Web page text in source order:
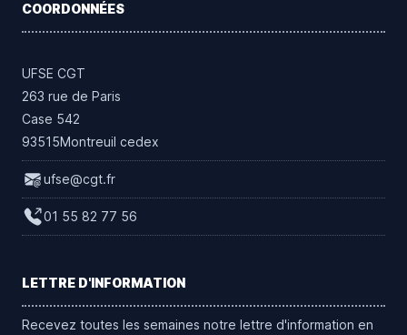
COORDONNÉES
UFSE CGT
263 rue de Paris
Case 542
93515Montreuil cedex
ufse@cgt.fr
01 55 82 77 56
LETTRE D'INFORMATION
Recevez toutes les semaines notre lettre d'information en